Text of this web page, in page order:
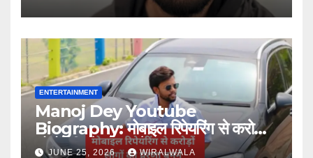
ENTERTAINMENT
Manoj Dey Youtube
Biography: मोबाइल रिपेयरिंग से करोड़ों
लोगों की प्रेरणा बनने तक का सफर
JUNE 25, 2026 WIRALWALA